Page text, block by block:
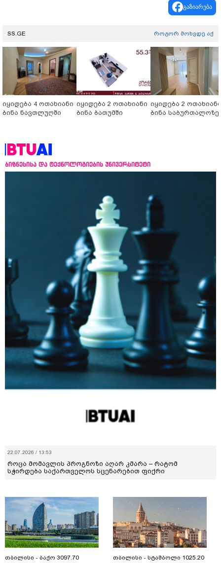
გაზიარება
SS.GE როგორ მოხვდე აქ
იყიდება 4 ოთახიანი
ბინა ნავთლუღში
იყიდება 2 ოთახიანი
ბინა ბათუმში
იყიდება 2 ოთახიანი
ბინა საბურთალოზე
ბიზნესისა და ტექნოლოგიების უნივერსიტეტი
22.07.2026 / 13:53
როცა მომავლის პროგნოზი აღარ კმარა – რატომ
სჭირდება საქართველოს სცენარებით ფიქრი
თბილისი - ბაქო 3097.70
თბილისი - სტამბოლი 1025.20